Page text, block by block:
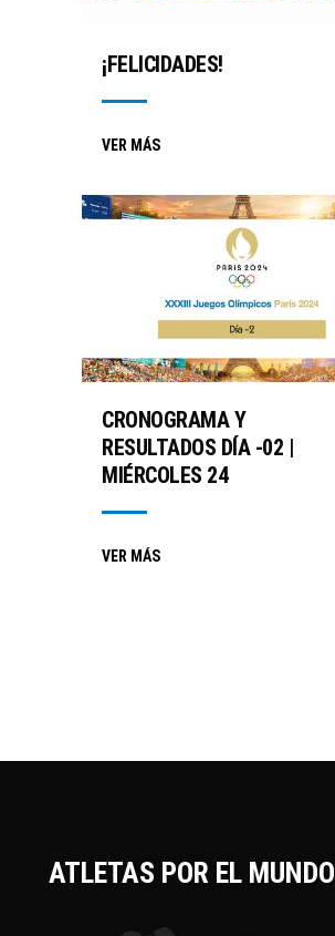
¡FELICIDADES!
VER MÁS
CRONOGRAMA Y
RESULTADOS DÍA -02 |
MIÉRCOLES 24
VER MÁS
ATLETAS POR EL MUNDO